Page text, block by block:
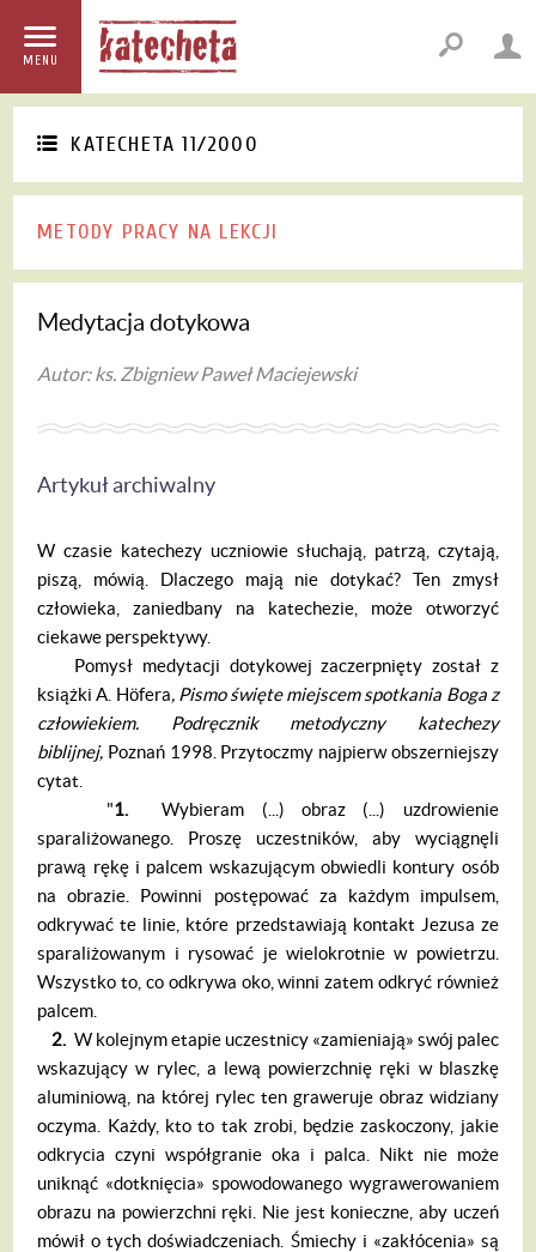
MENU
KATECHETA 11/2000
METODY PRACY NA LEKCJI
Medytacja dotykowa
Autor: ks. Zbigniew Paweł Maciejewski
Artykuł archiwalny
W czasie katechezy uczniowie słuchają, patrzą, czytają,
piszą, mówią. Dlaczego mają nie dotykać? Ten zmysł
człowieka, zaniedbany na katechezie, może otworzyć
ciekawe perspektywy.
Pomysł medytacji dotykowej zaczerpnięty został z
książki A. Höfera, Pismo święte miejscem spotkania Boga z
człowiekiem. Podręcznik metodyczny katechezy
biblijnej, Poznań 1998. Przytoczmy najpierw obszerniejszy
cytat.
"1.Wybieram (...) obraz (...) uzdrowienie
sparaliżowanego. Proszę uczestników, aby wyciągnęli
prawą rękę i palcem wskazującym obwiedli kontury osób
na obrazie. Powinni postępować za każdym impulsem,
odkrywać te linie, które przedstawiają kontakt Jezusa ze
sparaliżowanym i rysować je wielokrotnie w powietrzu.
Wszystko to, co odkrywa oko, winni zatem odkryć również
palcem.
2. W kolejnym etapie uczestnicy «zamieniają» swój palec
wskazujący w rylec, a lewą powierzchnię ręki w blaszkę
aluminiową, na której rylec ten graweruje obraz widziany
oczyma. Każdy, kto to tak zrobi, będzie zaskoczony, jakie
odkrycia czyni współgranie oka i palca. Nikt nie może
uniknąć «dotknięcia» spowodowanego wygrawerowaniem
obrazu na powierzchni ręki. Nie jest konieczne, aby uczeń
mówił o tych doświadczeniach. Śmiechy i «zakłócenia» są